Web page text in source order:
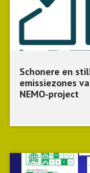
Schonere en
emissiezones
NEMO-project